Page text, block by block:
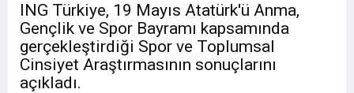
ING Türkiye, 19 Mayıs Atatürk'ü Anma,
Gençlik ve Spor Bayramı kapsamında
gerçekleştirdiği Spor ve Toplumsal
Cinsiyet Araştırmasının sonuçlarını
açıkladı.